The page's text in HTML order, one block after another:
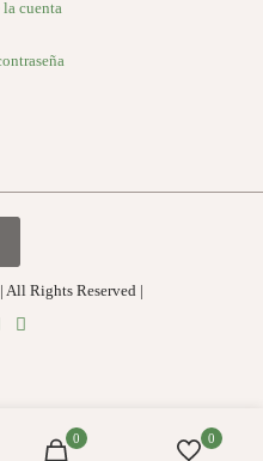
cuenta
Rights Reserved |
0 0